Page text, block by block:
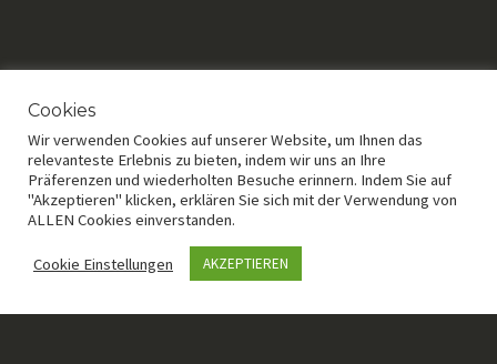
Cookies
Wir verwenden Cookies auf unserer Website, um Ihnen das
relevanteste Erlebnis zu bieten, indem wir uns an Ihre
Präferenzen und wiederholten Besuche erinnern. Indem Sie auf
"Akzeptieren" klicken, erklären Sie sich mit der Verwendung von
ALLEN Cookies einverstanden.
Cookie Einstellungen AKZEPTIEREN